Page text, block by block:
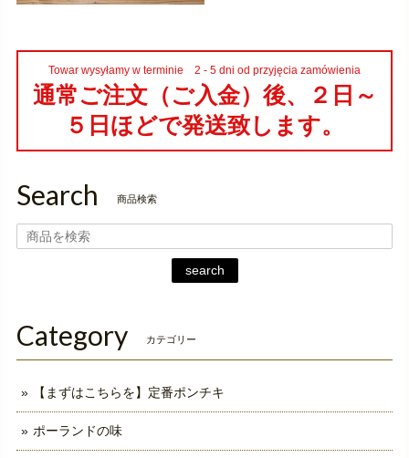
Towar wysyłamy w terminie 2 - 5 dni od przyjęcia zamówienia
通常ご注文（ご入金）後、２日～
５日ほどで発送致します。
Search 商品検索
search
Category カテゴリー
【まずはこちらを】定番ポンチキ
ポーランドの味